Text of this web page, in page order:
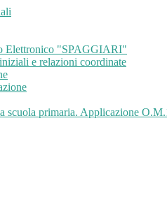
Elettronico "SPAGGIARI"
e relazioni coordinate
scuola primaria. Applicazione